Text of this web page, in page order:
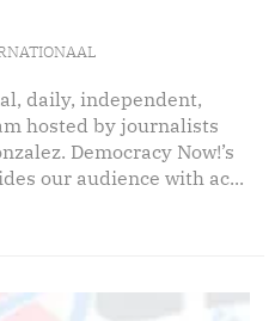
daily, independent,
hosted by journalists
Democracy Now!’s
our audience with ac...